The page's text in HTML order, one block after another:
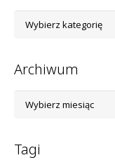
kategorii
Archiwum
Tagi